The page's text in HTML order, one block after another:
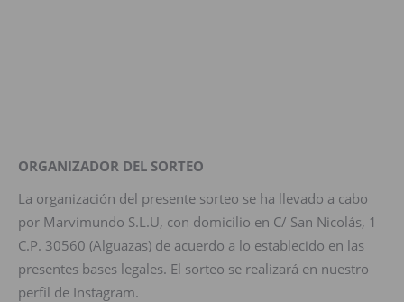
ORGANIZADOR DEL SORTEO
La organización del presente sorteo se ha llevado a cabo
por Marvimundo S.L.U, con domicilio en C/ San Nicolás, 1
C.P. 30560 (Alguazas) de acuerdo a lo establecido en las
presentes bases legales. El sorteo se realizará en nuestro
perfil de Instagram.